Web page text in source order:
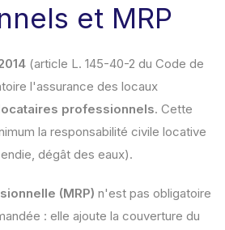
et MRP
(article L. 145-40-2 du Code de
l'assurance des locaux
professionnels. Cette
la responsabilité civile locative
dégât des eaux).
(MRP) n'est pas obligatoire
: elle ajoute la couverture du